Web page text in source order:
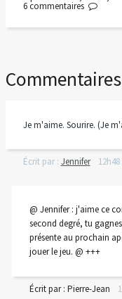
6 commentaires
Commentaires
Je m'aime. Sourire. (Je
Écrit par : Jennifer 12h48
@ Jennifer : j'aime ce
second degré, tu
présente au prochain
jouer le jeu. @ +++
Écrit par : Pierre-Jean